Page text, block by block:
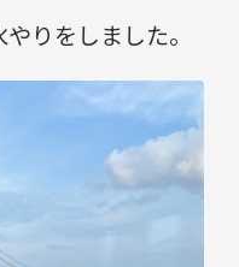
りをしました。